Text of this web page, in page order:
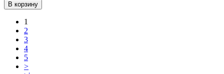
В корзину
1
2
3
4
5
>